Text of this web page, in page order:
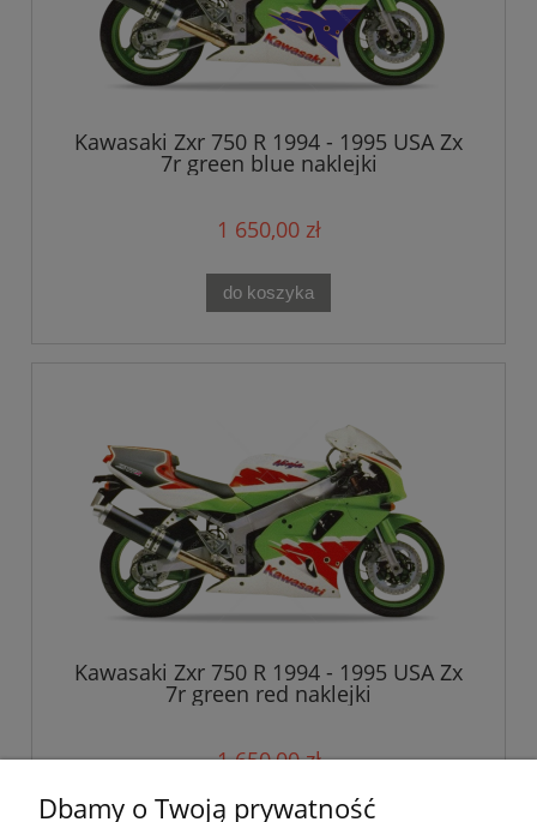
Kawasaki Zxr 750 R 1994 - 1995 USA Zx
7r green blue naklejki
1 650,00 zł
do koszyka
Kawasaki Zxr 750 R 1994 - 1995 USA Zx
7r green red naklejki
1 650,00 zł
Dbamy o Twoją prywatność